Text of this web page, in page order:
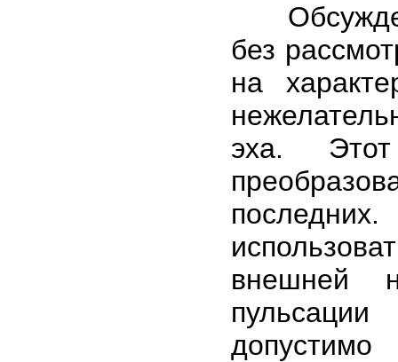
без
на
эха.
внешней